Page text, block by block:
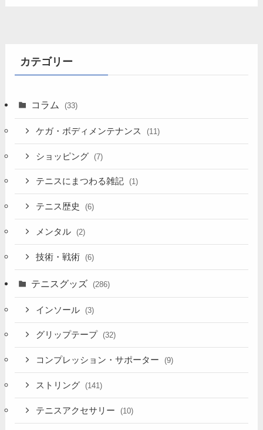
カテゴリー
コラム (33)
ケガ・ボディメンテナンス (11)
ショッピング (7)
テニスにまつわる雑記 (1)
テニス歴史 (6)
メンタル (2)
技術・戦術 (6)
テニスグッズ (286)
インソール (3)
グリップテープ (32)
コンプレッション・サポーター (9)
ストリング (141)
テニスアクセサリー (10)